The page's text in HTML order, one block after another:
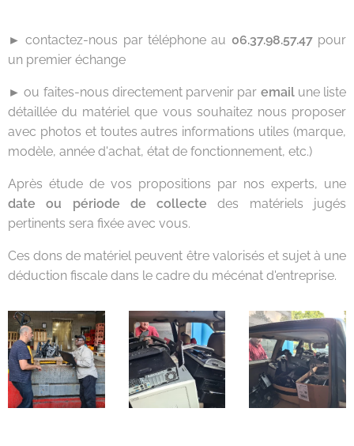
► contactez-nous par téléphone au 06.37.98.57.47pour
un premier échange
► ou faites-nous directement parvenir par email une liste
détaillée du matériel que vous souhaitez nous proposer
avec photos et toutes autres informations utiles (marque,
modèle, année d'achat, état de fonctionnement, etc.)
Après étude de vos propositions par nos experts, une
date ou période de collecte des matériels jugés
pertinents sera fixée avec vous.
Ces dons de matériel peuvent être valorisés et sujet à une
déduction fiscale dans le cadre du mécénat d'entreprise.